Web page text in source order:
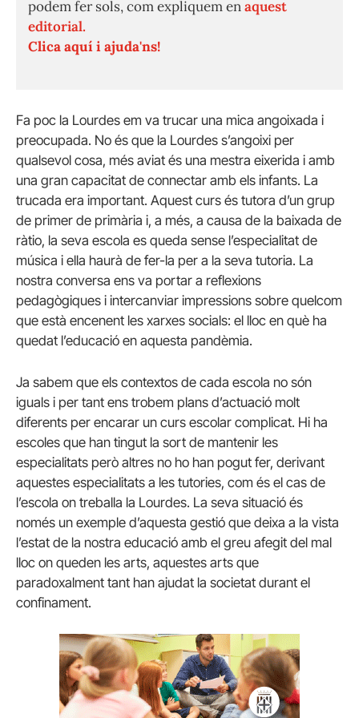
podem fer sols, com expliquem enaquest
editorial.
Clica aquí i ajuda'ns!
Fa poc la Lourdes em va trucar una mica angoixada i
preocupada. No és que la Lourdes s’angoixi per
qualsevol cosa, més aviat és una mestra eixerida i amb
una gran capacitat de connectar amb els infants. La
trucada era important. Aquest curs és tutora d’un grup
de primer de primària i, a més, a causa de la baixada de
ràtio, la seva escola es queda sense l’especialitat de
música i ella haurà de fer-la per a la seva tutoria. La
nostra conversa ens va portar a reflexions
pedagògiques i intercanviar impressions sobre quelcom
que està encenent les xarxes socials: el lloc en què ha
quedat l’educació en aquesta pandèmia.
Ja sabem que els contextos de cada escola no són
iguals i per tant ens trobem plans d’actuació molt
diferents per encarar un curs escolar complicat. Hi ha
escoles que han tingut la sort de mantenir les
especialitats però altres no ho han pogut fer, derivant
aquestes especialitats a les tutories, com és el cas de
l’escola on treballa la Lourdes. La seva situació és
només un exemple d’aquesta gestió que deixa a la vista
l’estat de la nostra educació amb el greu afegit del mal
lloc on queden les arts, aquestes arts que
paradoxalment tant han ajudat la societat durant el
confinament.